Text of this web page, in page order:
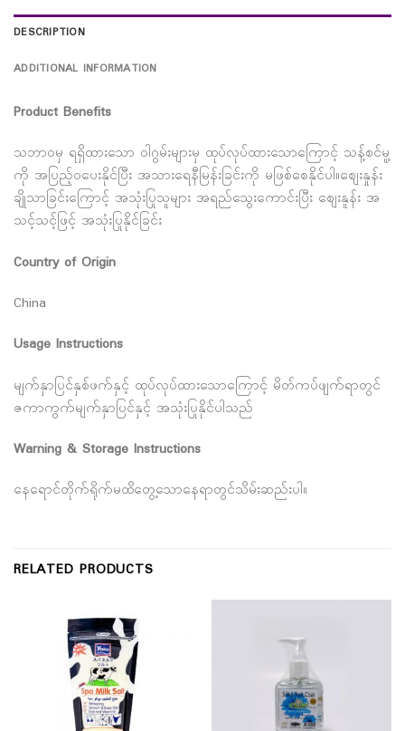
DESCRIPTION
ADDITIONAL INFORMATION
Product Benefits
သဘာဝမှ ရရှိထားသော ဝါဂွမ်းများမှ ထုပ်လုပ်ထားသောကြောင့် သန့်စင်မူ့
ကို အပြည့်ဝပေးနိုင်ပြီး အသားရေနီမြန်းခြင်းကို မဖြစ်စေနိုင်ပါ။စျေးနှုန်း
ချိုသာခြင်းကြောင့် အသုံးပြုသူများ အရည်သွေးကောင်းပြီး စျေးနူန်း အ
သင့်သင့်ဖြင့် အသုံးပြုနိုင်ခြင်း
Country of Origin
China
Usage Instructions
မျက်နှာပြင်နှစ်ဖက်နှင့် ထုပ်လုပ်ထားသောကြောင့် မိတ်ကပ်ဖျက်ရာတွင်
ဇကာကွက်မျက်နှာပြင်နှင့် အသုံးပြုနိုင်ပါသည်
Warning & Storage Instructions
နေရောင်တိုက်ရိုက်မထိတွေ့သောနေရာတွင်သိမ်းဆည်းပါ။
RELATED PRODUCTS